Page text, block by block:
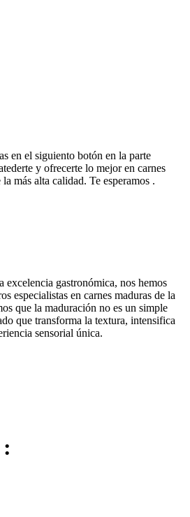
en el siguiento botón en la parte
y ofrecerte lo mejor en carnes
más alta calidad. Te esperamos .
excelencia gastronómica, nos hemos
especialistas en carnes maduras de la
que la maduración no es un simple
que transforma la textura, intensifica
sensorial única.